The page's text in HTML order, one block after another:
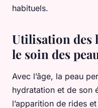
habituels.
Utilisation des
le soin des
Avec l’âge, la peau
hydratation et de son
l’apparition de rides